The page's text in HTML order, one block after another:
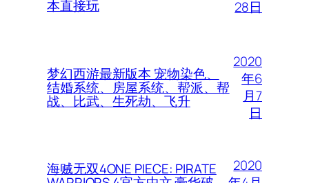
本直接玩
28日
梦幻西游最新版本 宠物染色、
结婚系统、房屋系统、帮派、帮
战、比武、生死劫、飞升
2020
年6
月7
日
海贼无双4ONE PIECE: PIRATE
2020